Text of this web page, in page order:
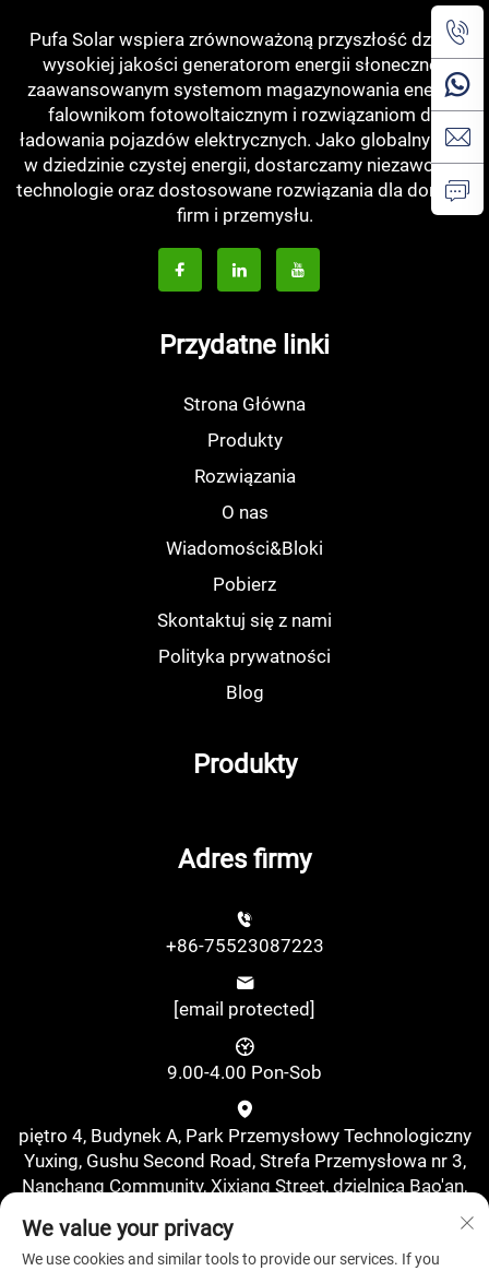
Pufa Solar wspiera zrównoważoną przyszłość dzięki
wysokiej jakości generatorom energii słonecznej,
zaawansowanym systemom magazynowania energii,
falownikom fotowoltaicznym i rozwiązaniom do
ładowania pojazdów elektrycznych. Jako globalny lider
w dziedzinie czystej energii, dostarczamy niezawodne
technologie oraz dostosowane rozwiązania dla domów,
firm i przemysłu.
Przydatne linki
Strona Główna
Produkty
Rozwiązania
O nas
Wiadomości&Bloki
Pobierz
Skontaktuj się z nami
Polityka prywatności
Blog
Produkty
Adres firmy
+86-75523087223
[email protected]
9.00-4.00 Pon-Sob
piętro 4, Budynek A, Park Przemysłowy Technologiczny
Yuxing, Gushu Second Road, Strefa Przemysłowa nr 3,
Nanchang Community, Xixiang Street, dzielnica Bao'an,
We value your privacy
We use cookies and similar tools to provide our services. If you